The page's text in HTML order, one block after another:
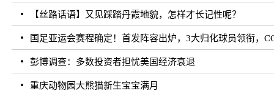
【丝路话语】又见踩踏丹霞地貌，怎样才长记性呢？
国足亚运会赛程确定！首发阵容出炉，3大归化球员领衔，
彭博调查：多数投资者担忧美国经济衰退
重庆动物园大熊猫新生宝宝满月